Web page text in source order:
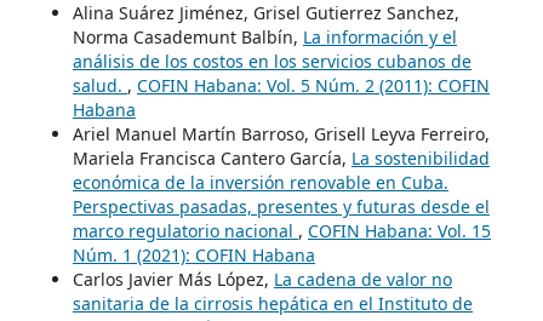
Alina Suárez Jiménez, Grisel Gutierrez Sanchez,
Norma Casademunt Balbín, La información y el
análisis de los costos en los servicios cubanos de
salud. , COFIN Habana: Vol. 5 Núm. 2 (2011): COFIN
Habana
Ariel Manuel Martín Barroso, Grisell Leyva Ferreiro,
Mariela Francisca Cantero García, La sostenibilidad
económica de la inversión renovable en Cuba.
Perspectivas pasadas, presentes y futuras desde el
marco regulatorio nacional , COFIN Habana: Vol. 15
Núm. 1 (2021): COFIN Habana
Carlos Javier Más López, La cadena de valor no
sanitaria de la cirrosis hepática en el Instituto de